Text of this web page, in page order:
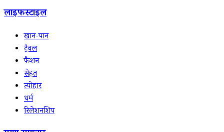
लाइफस्टाइल
खान-पान
ट्रैवल
फैशन
सेहत
त्योहार
धर्म
रिलेशनशिप